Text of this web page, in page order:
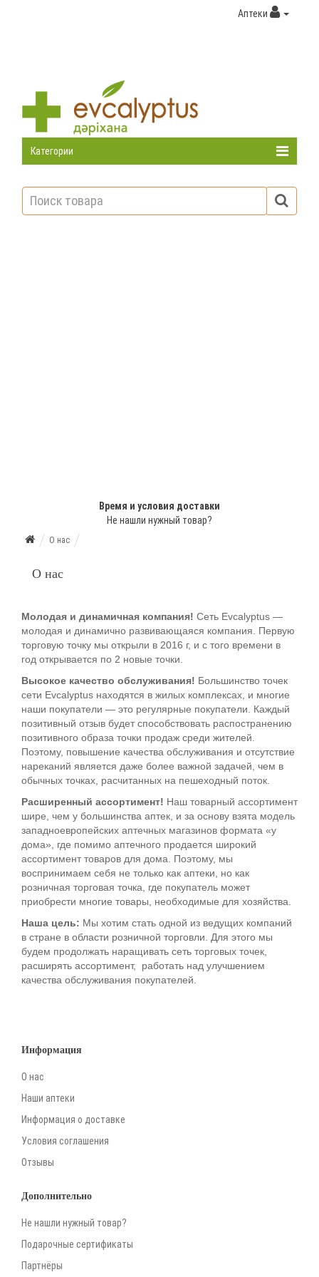
Аптеки
Категории
Время и условия доставки
Не нашли нужный товар?
О нас
О нас
Молодая и динамичная компания! Сеть Evcalyptus —
молодая и динамично развивающаяся компания. Первую
торговую точку мы открыли в 2016 г, и с того времени в
год открывается по 2 новые точки.
Высокое качество обслуживания! Большинство точек
сети Evcalyptus находятся в жилых комплексах, и многие
наши покупатели — это регулярные покупатели. Каждый
позитивный отзыв будет способствовать распостранению
позитивного образа точки продаж среди жителей.
Поэтому, повышение качества обслуживания и отсутствие
нареканий является даже более важной задачей, чем в
обычных точках, расчитанных на пешеходный поток.
Расширенный ассортимент! Наш товарный ассортимент
шире, чем у большинства аптек, и за основу взята модель
западноевропейских аптечных магазинов формата «у
дома», где помимо аптечного продается широкий
ассортимент товаров для дома. Поэтому, мы
воспринимаем себя не только как аптеки, но как
розничная торговая точка, где покупатель может
приобрести многие товары, необходимые для хозяйства.
Наша цель: Мы хотим стать одной из ведущих компаний
в стране в области розничной торговли. Для этого мы
будем продолжать наращивать сеть торговых точек,
расширять ассортимент, работать над улучшением
качества обслуживания покупателей.
Информация
О нас
Наши аптеки
Информация о доставке
Условия соглашения
Отзывы
Дополнительно
Не нашли нужный товар?
Подарочные сертификаты
Партнёры